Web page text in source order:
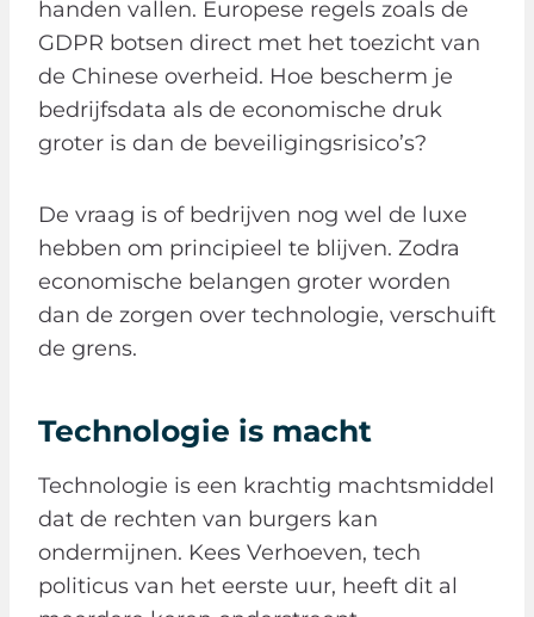
handen vallen. Europese regels zoals de
GDPR botsen direct met het toezicht van
de Chinese overheid. Hoe bescherm je
bedrijfsdata als de economische druk
groter is dan de beveiligingsrisico’s?
De vraag is of bedrijven nog wel de luxe
hebben om principieel te blijven. Zodra
economische belangen groter worden
dan de zorgen over technologie, verschuift
de grens.
Technologie is macht
Technologie is een krachtig machtsmiddel
dat de rechten van burgers kan
ondermijnen. Kees Verhoeven, tech
politicus van het eerste uur, heeft dit al